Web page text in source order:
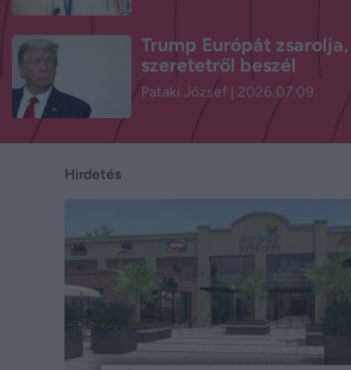
Trump Európát
szeretetről beszél
Pataki József 2026.07.09.
Hirdetés